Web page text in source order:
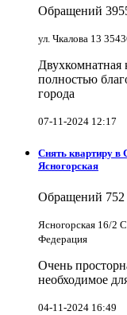
Обращений
ул. Чкалова 13
Двухкомнатная
полностью
города
07-11-2024 12:17
Снять квартиру в
Ясногорская
Обращений 752
Ясногорская 16/2
Федерация
Очень
необходимое
04-11-2024 16:49